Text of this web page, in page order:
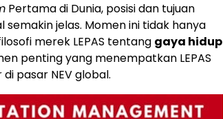
Pertama di Dunia, posisi dan tujuan
semakin jelas. Momen ini tidak hanya
merek LEPAS tentang gaya hidup
penting yang menempatkan LEPAS
pasar NEV global.